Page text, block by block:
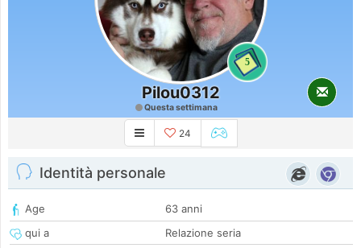
5
Pilou0312
Questa settimana
24
Identità personale
Age
63 anni
qui a
Relazione seria